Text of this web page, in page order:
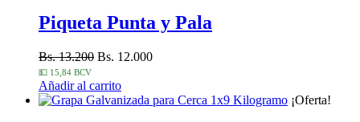
Piqueta Punta y Pala
Bs. 13.200 Bs. 12.000
💵 15,84 BCV
Añadir al carrito
¡Oferta!